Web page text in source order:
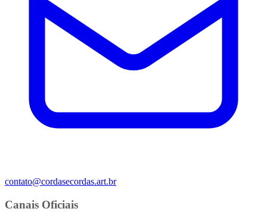
contato@cordasecordas.art.br
Canais Oficiais